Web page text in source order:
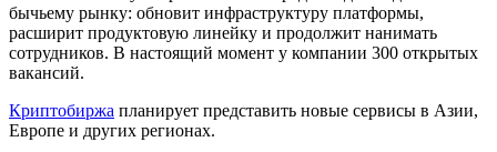
бычьему рынку: обновит инфраструктуру платформы,
расширит продуктовую линейку и продолжит нанимать
сотрудников. В настоящий момент у компании 300 открытых
вакансий.
Криптобиржа планирует представить новые сервисы в Азии,
Европе и других регионах.